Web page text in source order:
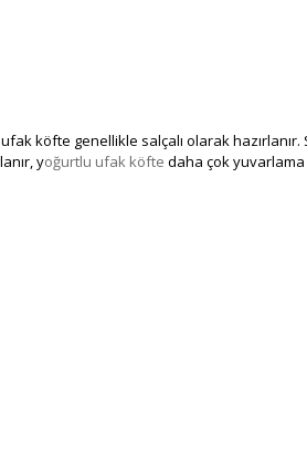
ufak köfte genellikle salçalı olarak
yoğurtlu ufak köfte daha çok